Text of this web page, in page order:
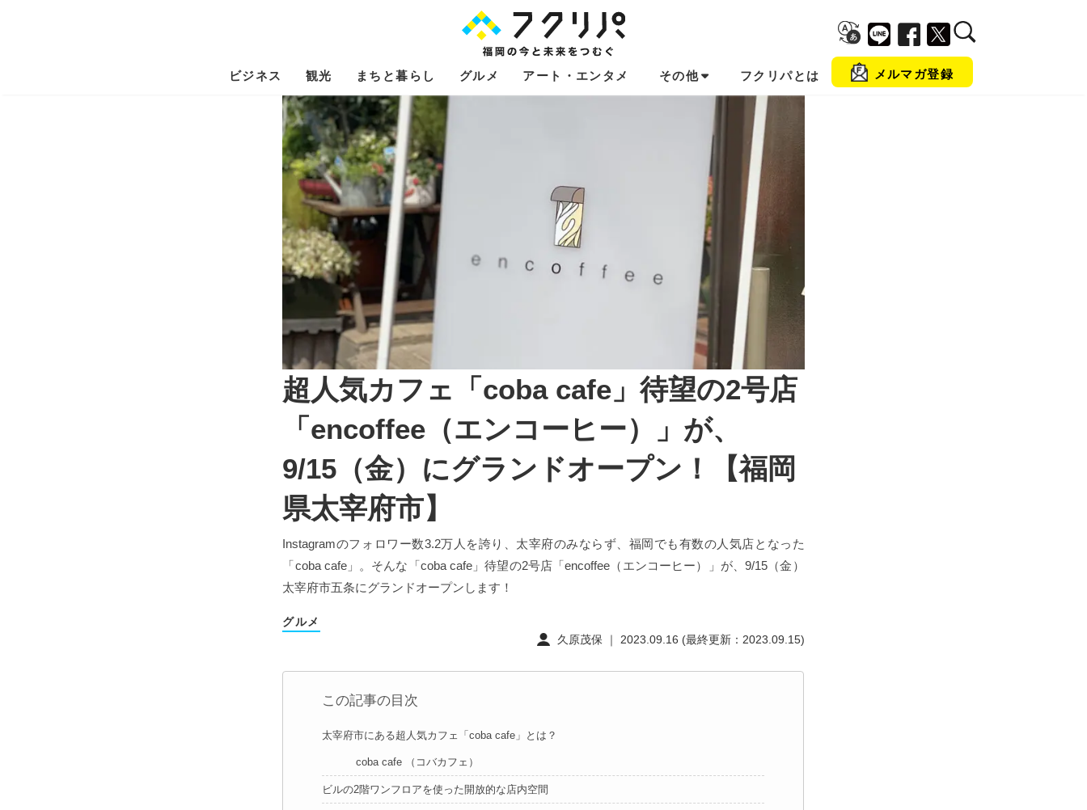
ビジネス 観光 まちと暮らし グルメ アート・エンタメ その他
これからのお金
福岡あるある
不動産コラム
フクリパとは メルマガ登録
超人気カフェ「coba cafe」待望の2号店
「encoffee（エンコーヒー）」が、
9/15（金）にグランドオープン！【福岡
県太宰府市】
Instagramのフォロワー数3.2万人を誇り、太宰府のみならず、福岡でも有数の人気店となった
「coba cafe」。そんな「coba cafe」待望の2号店「encoffee（エンコーヒー）」が、9/15（金）
太宰府市五条にグランドオープンします！
グルメ
久原茂保 ｜ 2023.09.16 (最終更新：2023.09.15)
この記事の目次
太宰府市にある超人気カフェ「coba cafe」とは？
coba cafe （コバカフェ）
ビルの2階ワンフロアを使った開放的な店内空間